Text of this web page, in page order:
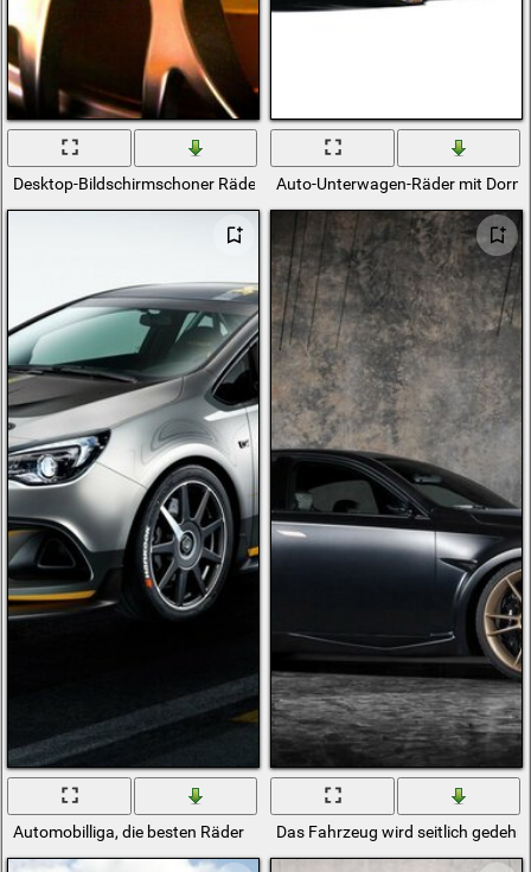
Desktop-Bildschirmschoner Räder von BMWAuto-Unterwagen-Räder mit
Automobilliga, die besten Räder Das Fahrzeug wird seitlich